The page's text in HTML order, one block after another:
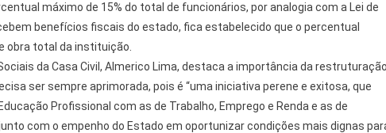
máximo de 15% do total de funcionários, por analogia com a Lei de
benefícios fiscais do estado, fica estabelecido que o percentual
obra total da instituição.
da Casa Civil, Almerico Lima, destaca a importância da
ser sempre aprimorada, pois é “uma iniciativa perene e exitosa, que
Profissional com as de Trabalho, Emprego e Renda e as de
com o empenho do Estado em oportunizar condições mais dignas